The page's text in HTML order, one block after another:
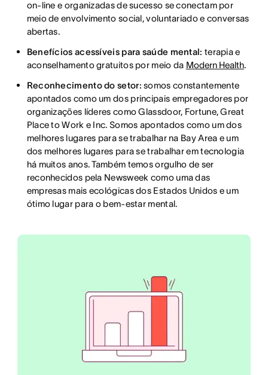
on-line e organizadas de sucesso se conectam por
meio de envolvimento social, voluntariado e conversas
abertas.
Benefícios acessíveis para saúde mental: terapia e
aconselhamento gratuitos por meio da Modern Health.
Reconhecimento do setor:somos constantemente
apontados como um dos principais empregadores por
organizações líderes como Glassdoor, Fortune, Great
Place to Work e Inc. Somos apontados como um dos
melhores lugares para se trabalhar na Bay Area e um
dos melhores lugares para se trabalhar em tecnologia
há muitos anos. Também temos orgulho de ser
reconhecidos pela Newsweek como uma das
empresas mais ecológicas dos Estados Unidos e um
ótimo lugar para o bem-estar mental.